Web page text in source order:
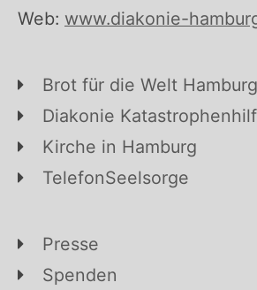
Web: www.diakonie-
Brot für die Welt Hamburg
Diakonie
Kirche in Hamburg
TelefonSeelsorge
Presse
Spenden